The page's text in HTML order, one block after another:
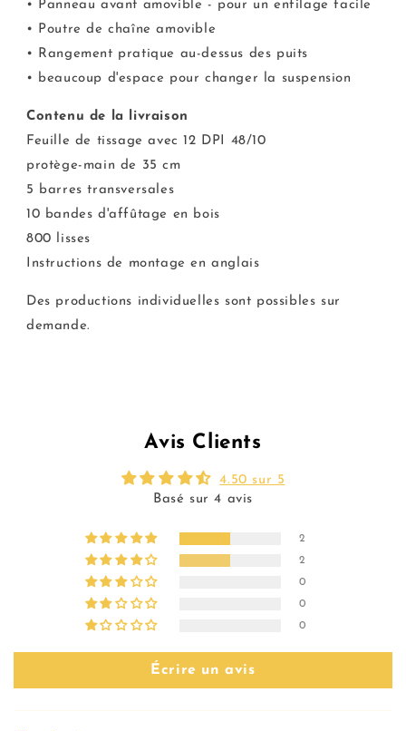
• Panneau avant amovible - pour un enfilage facile
• Poutre de chaîne amovible
• Rangement pratique au-dessus des puits
• beaucoup d'espace pour changer la suspension
Contenu de la livraison
Feuille de tissage avec 12 DPI 48/10
protège-main de 35 cm
5 barres transversales
10 bandes d'affûtage en bois
800 lisses
Instructions de montage en anglais
Des productions individuelles sont possibles sur
demande.
Avis Clients
4.50 sur 5
Basé sur 4 avis
2
2
0
0
0
Écrire un avis